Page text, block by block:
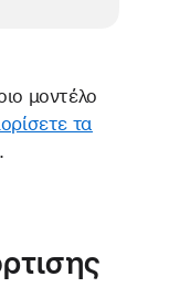
μοντέλο
τα